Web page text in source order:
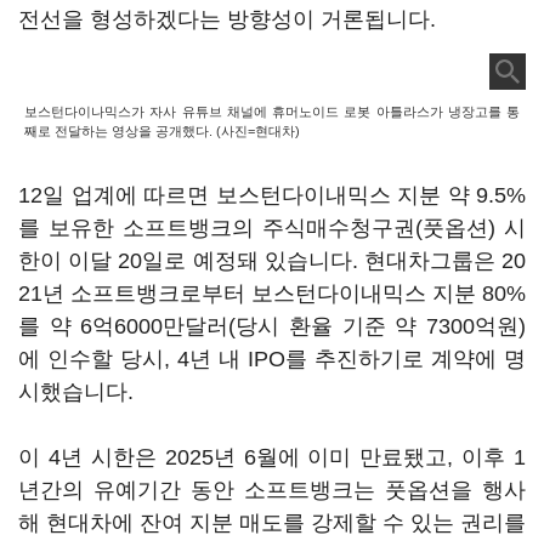
전선을 형성하겠다는 방향성이 거론됩니다.
보스턴다이나믹스가 자사 유튜브 채널에 휴머노이드 로봇 아틀라스가 냉장고를 통
째로 전달하는 영상을 공개했다. (사진=현대차)
12일 업계에 따르면 보스턴다이내믹스 지분 약 9.5%
를 보유한 소프트뱅크의 주식매수청구권(풋옵션) 시
한이 이달 20일로 예정돼 있습니다. 현대차그룹은 20
21년 소프트뱅크로부터 보스턴다이내믹스 지분 80%
를 약 6억6000만달러(당시 환율 기준 약 7300억원)
에 인수할 당시, 4년 내 IPO를 추진하기로 계약에 명
시했습니다.
이 4년 시한은 2025년 6월에 이미 만료됐고, 이후 1
년간의 유예기간 동안 소프트뱅크는 풋옵션을 행사
해 현대차에 잔여 지분 매도를 강제할 수 있는 권리를